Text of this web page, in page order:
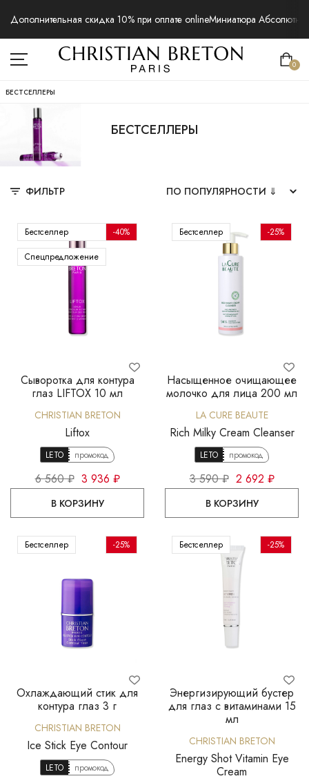
Дополнительная скидка 10% при оплате onlineМиниатюра
0
БЕСТСЕЛЛЕРЫ
БЕСТСЕЛЛЕРЫ
ФИЛЬТР
Сыворотка для контура
глаз LIFTOX 10 мл
CHRISTIAN BRETON
Liftox
LETO промокод
6 560 ₽ 3 936 ₽
В КОРЗИНУ
Бестселлер
Спецпредложение
-40%
Насыщенное очищающее
молочко для лица 200 мл
LA CURE BEAUTE
Rich Milky Cream Cleanser
LETO промокод
3 590 ₽ 2 692 ₽
В КОРЗИНУ
Бестселлер -25%
Охлаждающий стик для
контура глаз 3 г
CHRISTIAN BRETON
Ice Stick Eye Contour
LETO промокод
Бестселлер -25%
Энергизирующий бустер
для глаз с витаминами 15
мл
CHRISTIAN BRETON
Energy Shot Vitamin Eye
Cream
Бестселлер -25%